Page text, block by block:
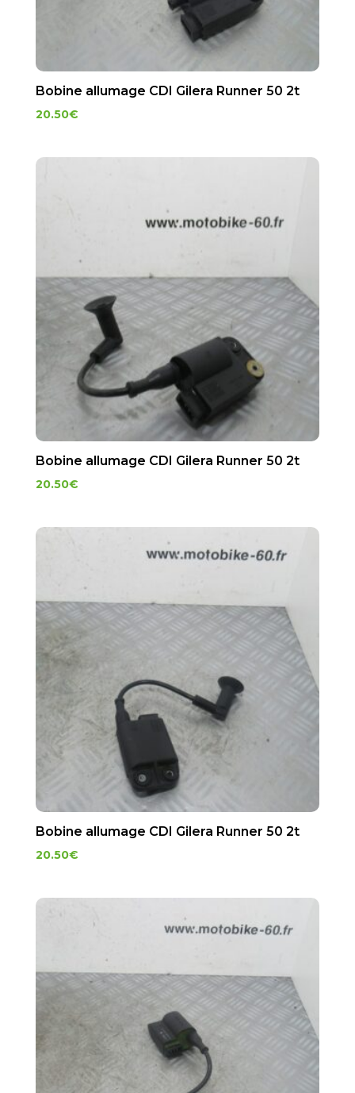
Bobine allumage CDI Gilera Runner 50 2t
20.50€
Bobine allumage CDI Gilera Runner 50 2t
20.50€
Bobine allumage CDI Gilera Runner 50 2t
20.50€